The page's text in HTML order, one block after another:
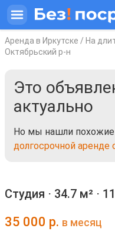
Аренда в Иркутске / На
Октябрьский р-н
Это
актуально
Но мы нашли похожие
долгосрочной аренде
Студия ⋅ 34.7 м² ⋅
35 000 р. в месяц